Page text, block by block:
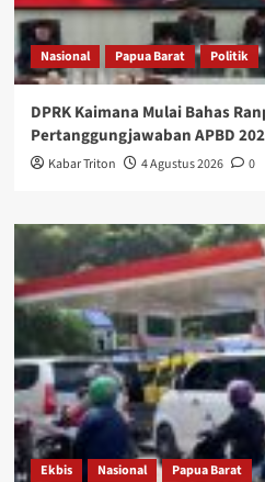
Nasional Papua Barat Politik
DPRK Kaimana Mulai Bahas
Pertanggungjawaban APBD
Kabar Triton 4 Agustus 2026 0
Ekbis Nasional Papua Barat